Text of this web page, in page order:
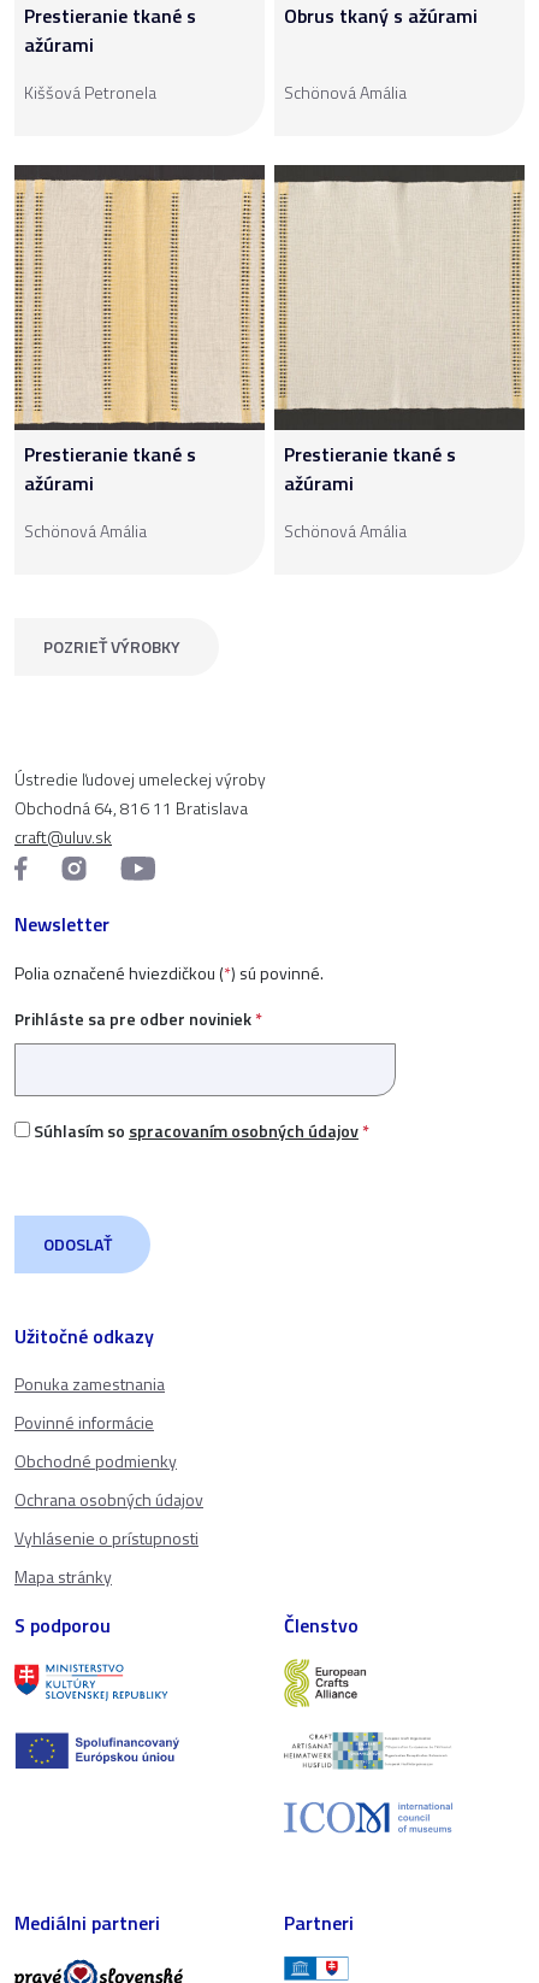
Prestieranie tkané s
ažúrami
Kiššová Petronela
Obrus tkaný s ažúrami
Schönová Amália
Prestieranie tkané s
ažúrami
Schönová Amália
Prestieranie tkané s
ažúrami
Schönová Amália
POZRIEŤ VÝROBKY
Užitočné odkazy
Ponuka zamestnania
Povinné informácie
Obchodné podmienky
Ochrana osobných údajov
Vyhlásenie o prístupnosti
Mapa stránky
Ústredie ľudovej umeleckej výroby
Obchodná 64, 816 11 Bratislava
craft@uluv.sk
Newsletter
Polia označené hviezdičkou (*) sú povinné.
Prihláste sa pre odber noviniek*
Súhlasím so spracovaním osobných údajov*
S podporou Členstvo
Mediálni partneri Partneri